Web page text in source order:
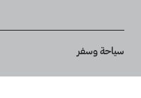
Breadcrumb
سياحة وسفر